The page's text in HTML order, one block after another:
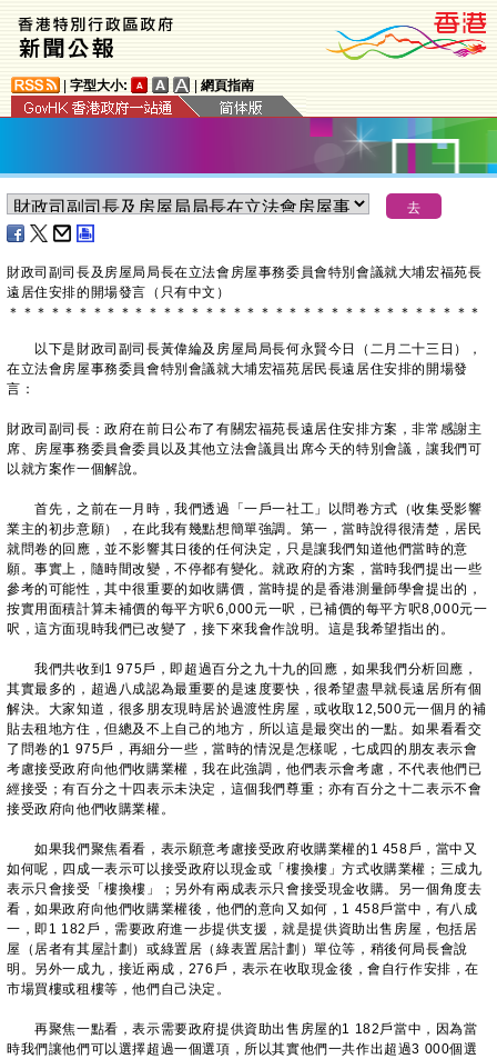
字型大小: 網頁指南
​財政司副司長及房屋局局長在立法會房屋事務委員會特別會議就大埔宏福苑長
遠居住安排的開場發言（只有中文）
＊ ＊ ＊ ＊ ＊ ＊ ＊ ＊ ＊ ＊ ＊ ＊ ＊ ＊ ＊ ＊ ＊ ＊ ＊ ＊ ＊ ＊ ＊ ＊ ＊ ＊ ＊ ＊ ＊ ＊ ＊ ＊ ＊ ＊
以下是財政司副司長黃偉綸及房屋局局長何永賢今日（二月二十三日），
在立法會房屋事務委員會特別會議就大埔宏福苑居民長遠居住安排的開場發
言：
財政司副司長：政府在前日公布了有關宏福苑長遠居住安排方案，非常感謝主
席、房屋事務委員會委員以及其他立法會議員出席今天的特別會議，讓我們可
以就方案作一個解說。
首先，之前在一月時，我們透過「一戶一社工」以問卷方式（收集受影響
業主的初步意願），在此我有幾點想簡單強調。第一，當時說得很清楚，居民
就問卷的回應，並不影響其日後的任何決定，只是讓我們知道他們當時的意
願。事實上，隨時間改變，不停都有變化。就政府的方案，當時我們提出一些
參考的可能性，其中很重要的如收購價，當時提的是香港測量師學會提出的，
按實用面積計算未補價的每平方呎6,000元一呎，已補價的每平方呎8,000元一
呎，這方面現時我們已改變了，接下來我會作說明。這是我希望指出的。
我們共收到1 975戶，即超過百分之九十九的回應，如果我們分析回應，
其實最多的，超過八成認為最重要的是速度要快，很希望盡早就長遠居所有個
解決。大家知道，很多朋友現時居於過渡性房屋，或收取12,500元一個月的補
貼去租地方住，但總及不上自己的地方，所以這是最突出的一點。如果看看交
了問卷的1 975戶，再細分一些，當時的情況是怎樣呢，七成四的朋友表示會
考慮接受政府向他們收購業權，我在此強調，他們表示會考慮，不代表他們已
經接受；有百分之十四表示未決定，這個我們尊重；亦有百分之十二表示不會
接受政府向他們收購業權。
如果我們聚焦看看，表示願意考慮接受政府收購業權的1 458戶，當中又
如何呢，四成一表示可以接受政府以現金或「樓換樓」方式收購業權；三成九
表示只會接受「樓換樓」；另外有兩成表示只會接受現金收購。另一個角度去
看，如果政府向他們收購業權後，他們的意向又如何，1 458戶當中，有八成
一，即1 182戶，需要政府進一步提供支援，就是提供資助出售房屋，包括居
屋（居者有其屋計劃）或綠置居（綠表置居計劃）單位等，稍後何局長會說
明。另外一成九，接近兩成，276戶，表示在收取現金後，會自行作安排，在
市場買樓或租樓等，他們自己決定。
再聚焦一點看，表示需要政府提供資助出售房屋的1 182戶當中，因為當
時我們讓他們可以選擇超過一個選項，所以其實他們一共作出超過3 000個選